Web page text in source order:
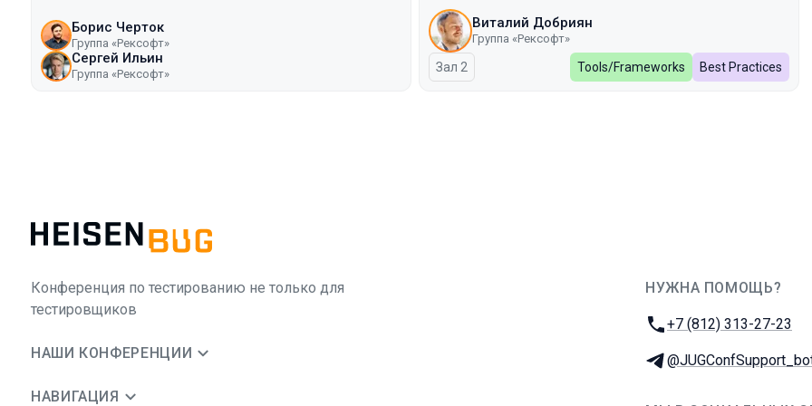
Борис Черток
Группа «Рексофт»
Сергей Ильин
Группа «Рексофт»
Виталий Добриян
Группа «Рексофт»
Зал 2 Tools/Frameworks Best Practices
Конференция по тестированию не только для
тестировщиков
НАШИ КОНФЕРЕНЦИИ
НАВИГАЦИЯ
НУЖНА ПОМОЩЬ?
Телефон:
+7 (812) 313-27-23
Телеграм: